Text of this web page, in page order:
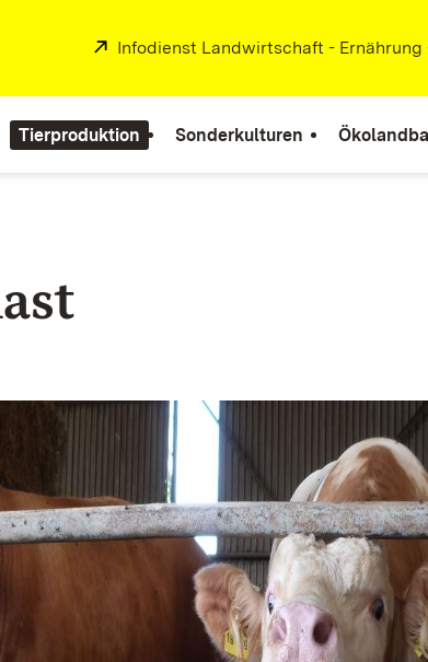
Extern:
Infodienst Landwirtschaft - Ernährung
Tierproduktion Sonderkulturen